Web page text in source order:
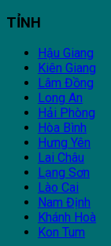
TỈNH
Hậu Giang
Kiên Giang
Lâm Đồng
Long An
Hải Phòng
Hòa Bình
Hưng Yên
Lai Châu
Lạng Sơn
Lào Cai
Nam Định
Khánh Hoà
Kon Tum